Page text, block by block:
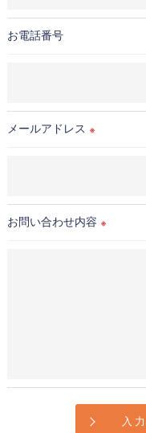
外部に委託する場合が
これらの委託先に対して
適切な監督を行います。
当社では、個人情報の
理対策を実施します。
をご提供できない場合
＜個人情報の開示･訂正
お電話番号
メールアドレス ※
お問い合わせ内容 ※